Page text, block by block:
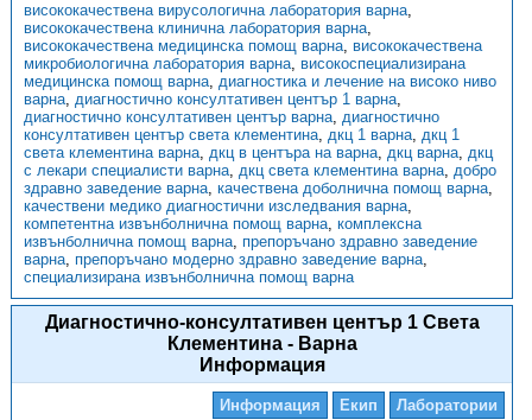
висококачествена вирусологична лаборатория варна,
висококачествена клинична лаборатория варна,
висококачествена медицинска помощ варна, висококачествена
микробиологична лаборатория варна, високоспециализирана
медицинска помощ варна, диагностика и лечение на високо ниво
варна, диагностично консултативен център 1 варна,
диагностично консултативен център варна, диагностично
консултативен център света клементина, дкц 1 варна, дкц 1
света клементина варна, дкц в центъра на варна, дкц варна, дкц
с лекари специалисти варна, дкц света клементина варна, добро
здравно заведение варна, качествена доболнична помощ варна,
качествени медико диагностични изследвания варна,
компетентна извънболнична помощ варна, комплексна
извънболнична помощ варна, препоръчано здравно заведение
варна, препоръчано модерно здравно заведение варна,
специализирана извънболнична помощ варна
Диагностично-консултативен център 1 Света
Клементина - Варна
Информация
Информация Екип Лаборатории